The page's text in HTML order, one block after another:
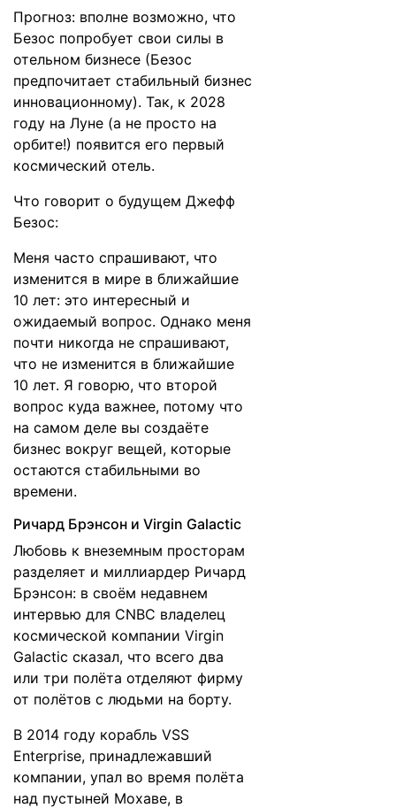
Прогноз: вполне возможно, что
Безос попробует свои силы в
отельном бизнесе (Безос
предпочитает стабильный бизнес
инновационному). Так, к 2028
году на Луне (а не просто на
орбите!) появится его первый
космический отель.
Что говорит о будущем Джефф
Безос:
Меня часто спрашивают, что
изменится в мире в ближайшие
10 лет: это интересный и
ожидаемый вопрос. Однако меня
почти никогда не спрашивают,
что не изменится в ближайшие
10 лет. Я говорю, что второй
вопрос куда важнее, потому что
на самом деле вы создаёте
бизнес вокруг вещей, которые
остаются стабильными во
времени.
Ричард Брэнсон и Virgin Galactic
Любовь к внеземным просторам
разделяет и миллиардер Ричард
Брэнсон: в своём недавнем
интервью для CNBC владелец
космической компании Virgin
Galactic сказал, что всего два
или три полёта отделяют фирму
от полётов с людьми на борту.
В 2014 году корабль VSS
Enterprise, принадлежавший
компании, упал во время полёта
над пустыней Мохаве, в